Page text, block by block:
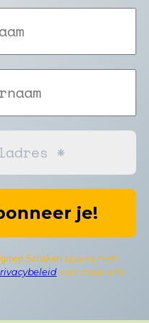
Schaken spamt niet!
voor meer info.